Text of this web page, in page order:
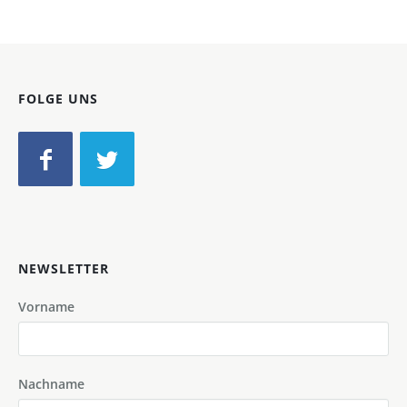
FOLGE UNS
NEWSLETTER
Vorname
Nachname